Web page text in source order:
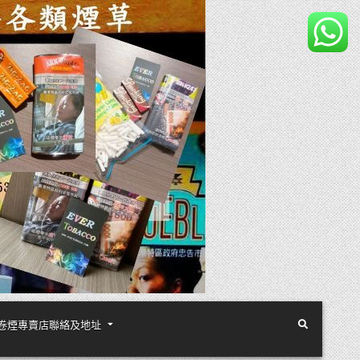
卷煙專賣店聯絡及地址